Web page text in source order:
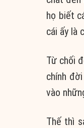
họ biết
cái ấy là
Từ chối
chính
vào
Thế thì